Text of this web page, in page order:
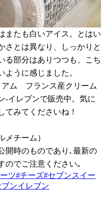
またも白いアイス。とはい
さとは異なり、しっかりと
る部分はありつつも、こち
ように感じました。
アム フランス産クリーム
-イレブンで販売中。気に
てみてくださいね！
メチーム）
開時のものであり､最新の
のでご注意ください｡
ツ#チーズ#セブンスイー
ブンイレブン